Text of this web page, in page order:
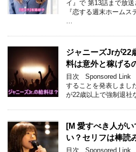
イ』で 第13話まで放
『恋する週末ホーム
…
ジャニーズJrが22
料は意外と稼げる
目次 Sponsored Link
することを発表しま
が22歳以上で強制退
[M 愛すべき人が
い？セリフは棒読
目次 Sponsored Link